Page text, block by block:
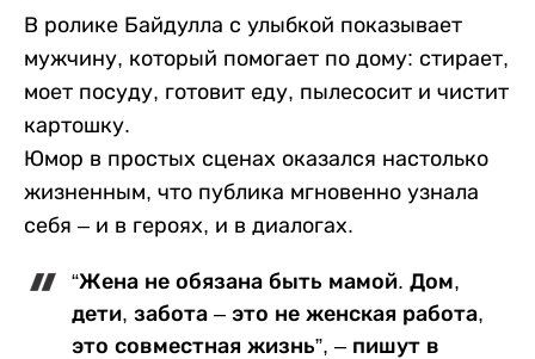
В ролике Байдулла с улыбкой показывает
мужчину, который помогает по дому: стирает,
моет посуду, готовит еду, пылесосит и чистит
картошку.
Юмор в простых сценах оказался настолько
жизненным, что публика мгновенно узнала
себя – и в героях, и в диалогах.
“Жена не обязана быть мамой. Дом,
дети, забота – это не женская работа,
это совместная жизнь”, – пишут в